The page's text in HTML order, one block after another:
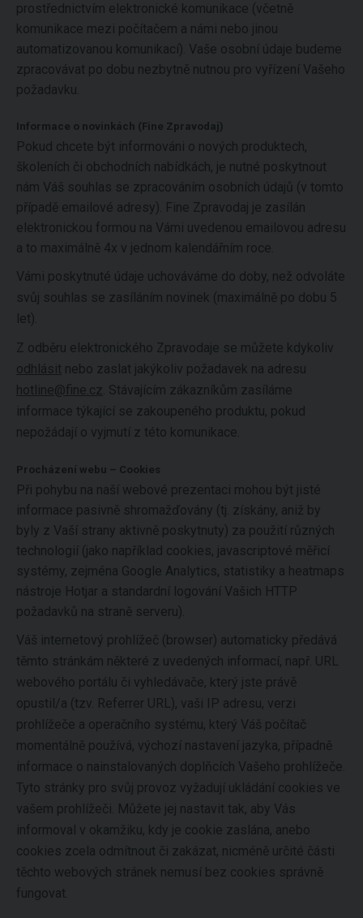
prostřednictvím elektronické komunikace (včetně
komunikace mezi počítačem a námi nebo jinou
automatizovanou komunikací). Vaše osobní údaje budeme
zpracovávat po dobu nezbytně nutnou pro vyřízení Vašeho
požadavku.
Informace o novinkách (Fine Zpravodaj)
Pokud chcete být informováni o nových produktech,
školeních či obchodních nabídkách, je nutné poskytnout
nám Váš souhlas se zpracováním osobních údajů (v tomto
případě emailové adresy). Fine Zpravodaj je zasílán
elektronickou formou na Vámi uvedenou emailovou adresu
a to maximálně 4x v jednom kalendářním roce.
Vámi poskytnuté údaje uchováváme do doby, než odvoláte
svůj souhlas se zasíláním novinek (maximálně po dobu 5
let).
Z odběru elektronického Zpravodaje se můžete kdykoliv
odhlásit nebo zaslat jakýkoliv požadavek na adresu
hotline@fine.cz . Stávajícím zákazníkům zasíláme
informace týkající se zakoupeného produktu, pokud
nepožádají o vyjmutí z této komunikace.
Procházení webu – Cookies
Při pohybu na naší webové prezentaci mohou být jisté
informace pasivně shromažďovány (tj. získány, aniž by
byly z Vaší strany aktivně poskytnuty) za použití různých
technologií (jako například cookies, javascriptové měřicí
systémy, zejména Google Analytics, statistiky a heatmaps
nástroje Hotjar a standardní logování Vašich HTTP
požadavků na straně serveru).
Váš internetový prohlížeč (browser) automaticky předává
těmto stránkám některé z uvedených informací, např. URL
webového portálu či vyhledávače, který jste právě
opustil/a (tzv. Referrer URL), vaši IP adresu, verzi
prohlížeče a operačního systému, který Váš počítač
momentálně používá, výchozí nastavení jazyka, případně
informace o nainstalovaných doplňcích Vašeho prohlížeče.
Tyto stránky pro svůj provoz vyžadují ukládání cookies ve
vašem prohlížeči. Můžete jej nastavit tak, aby Vás
informoval v okamžiku, kdy je cookie zaslána, anebo
cookies zcela odmítnout či zakázat, nicméně určité části
těchto webových stránek nemusí bez cookies správně
fungovat.